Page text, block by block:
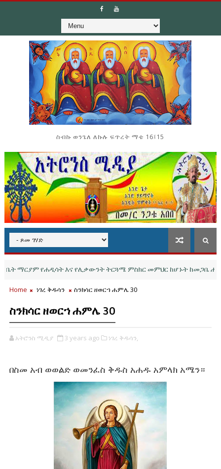
ስብኩ ወንጌለ ለኩሉ ፍጥረት ማቴ 16፤15
ማርያም የሐዲሳት እና የሊቃውንት ትርጓሜ ምስክር መምህር ከሆኑት ከመጋቤ ሐዲስ
Home ነገረ ቅዱሳን ስንክሳር ዘወርኀ ሐምሌ 30
ስንክሳር ዘወርኀ ሐምሌ 30
አትሮንስ ሚዲያ 3 years ago ነገረ ቅዱሳን,
በስመ አብ ወወልድ ወመንፈስ ቅዱስ አሐዱ አምላክ አሜን።